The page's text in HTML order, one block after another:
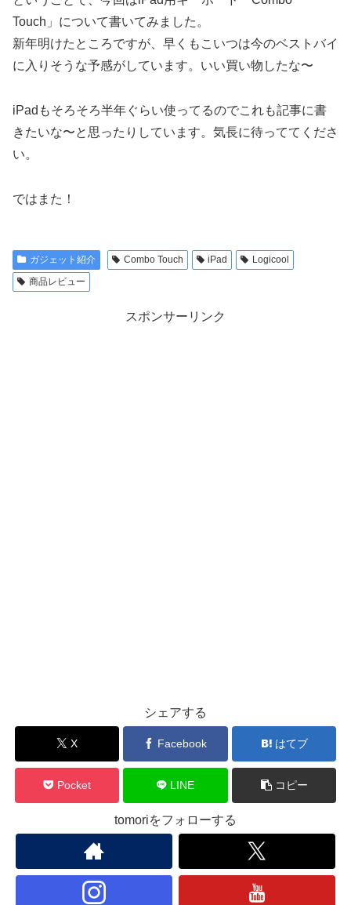
Touch」について書いてみました。
新年明けたところですが、早くもこいつは今のベストバイ
に入りそうな予感がしています。いい買い物したな〜
iPadもそろそろ半年ぐらい使ってるのでこれも記事に書
きたいな〜と思ったりしています。気長に待っててくださ
い。
ではまた！
ガジェット紹介 Combo Touch iPad
Logicool
商品レビュー
スポンサーリンク
シェアする
X Facebook はてブ
Pocket LINE コピー
tomoriをフォローする